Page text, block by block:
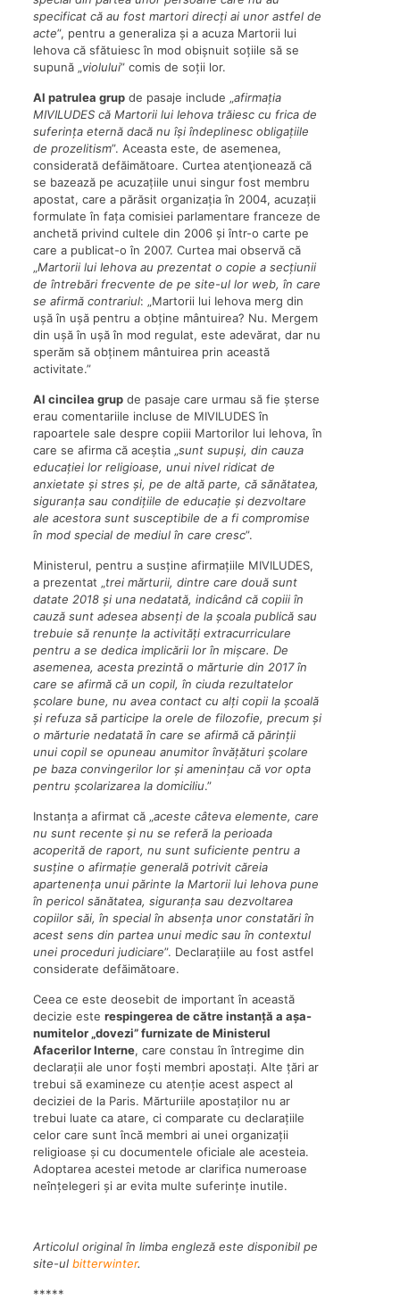
specificat că au fost martori direcți ai unor astfel de
acte”, pentru a generaliza și a acuza Martorii lui
Iehova că sfătuiesc în mod obișnuit soțiile să se
supună „ violului” comis de soții lor.
Al patrulea grupde pasaje include „afirmația
MIVILUDES că Martorii lui Iehova trăiesc cu frica de
suferința eternă dacă nu își îndeplinesc obligațiile
de prozelitism”. Aceasta este, de asemenea,
considerată defăimătoare. Curtea atenţionează că
se bazează pe acuzațiile unui singur fost membru
apostat, care a părăsit organizația în 2004, acuzații
formulate în fața comisiei parlamentare franceze de
anchetă privind cultele din 2006 și într-o carte pe
care a publicat-o în 2007. Curtea mai observă că
„Martorii lui Iehova au prezentat o copie a secțiunii
de întrebări frecvente de pe site-ul lor web, în care
se afirmă contrariul: „Martorii lui Iehova merg din
ușă în ușă pentru a obține mântuirea? Nu. Mergem
din ușă în ușă în mod regulat, este adevărat, dar nu
sperăm să obținem mântuirea prin această
activitate.”
Al cincilea grupde pasaje care urmau să fie șterse
erau comentariile incluse de MIVILUDES în
rapoartele sale despre copiii Martorilor lui Iehova, în
care se afirma că aceștia „sunt supuși, din cauza
educației lor religioase, unui nivel ridicat de
anxietate și stres și, pe de altă parte, că sănătatea,
siguranța sau condițiile de educație și dezvoltare
ale acestora sunt susceptibile de a fi compromise
în mod special de mediul în care cresc”.
Ministerul, pentru a susține afirmațiile MIVILUDES,
a prezentat „ trei mărturii, dintre care două sunt
datate 2018 și una nedatată, indicând că copiii în
cauză sunt adesea absenți de la școala publică sau
trebuie să renunțe la activități extracurriculare
pentru a se dedica implicării lor în mișcare. De
asemenea, acesta prezintă o mărturie din 2017 în
care se afirmă că un copil, în ciuda rezultatelor
școlare bune, nu avea contact cu alți copii la școală
și refuza să participe la orele de filozofie, precum și
o mărturie nedatată în care se afirmă că părinții
unui copil se opuneau anumitor învățături școlare
pe baza convingerilor lor și amenințau că vor opta
pentru școlarizarea la domiciliu.”
Instanța a afirmat că „aceste câteva elemente, care
nu sunt recente și nu se referă la perioada
acoperită de raport, nu sunt suficiente pentru a
susține o afirmație generală potrivit căreia
apartenența unui părinte la Martorii lui Iehova pune
în pericol sănătatea, siguranța sau dezvoltarea
copiilor săi, în special în absența unor constatări în
acest sens din partea unui medic sau în contextul
unei proceduri judiciare”. Declarațiile au fost astfel
considerate defăimătoare.
Ceea ce este deosebit de important în această
decizie este respingerea de către instanță a așa-
numitelor „dovezi” furnizate de Ministerul
Afacerilor Interne, care constau în întregime din
declarații ale unor foști membri apostați. Alte țări ar
trebui să examineze cu atenție acest aspect al
deciziei de la Paris. Mărturiile apostaților nu ar
trebui luate ca atare, ci comparate cu declarațiile
celor care sunt încă membri ai unei organizații
religioase și cu documentele oficiale ale acesteia.
Adoptarea acestei metode ar clarifica numeroase
neînțelegeri și ar evita multe suferințe inutile.
Articolul original în limba engleză este disponibil pe
site-ul bitterwinter.
*****